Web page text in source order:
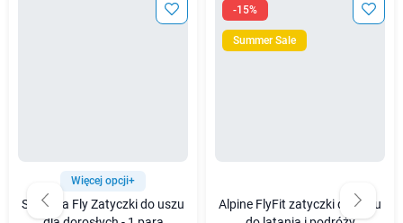
Więcej opcji+
Sanohra Fly Zatyczki do uszu
-15%
Summer Sale
Alpine FlyFit zatyczki do uszu